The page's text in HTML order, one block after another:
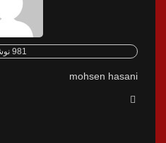
981 نوشته
mohsen hasani